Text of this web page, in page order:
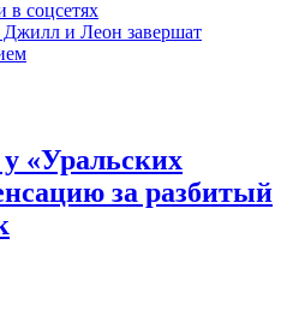
в соцсетях
и Леон завершат
«Уральских
за разбитый